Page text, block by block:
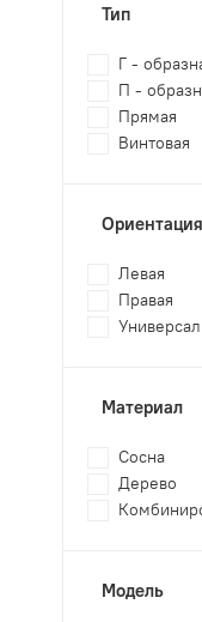
Тип
Г -
П -
Прямая
Винтовая
Ориентация
Левая
Правая
Материал
Сосна
Дерево
Модель